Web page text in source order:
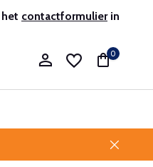
contactformulierin
0